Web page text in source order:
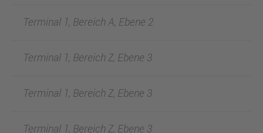
Terminal 1, Bereich A, Ebene 2
Terminal 1, Bereich Z, Ebene 3
Terminal 1, Bereich Z, Ebene 3
Terminal 1, Bereich Z, Ebene 3